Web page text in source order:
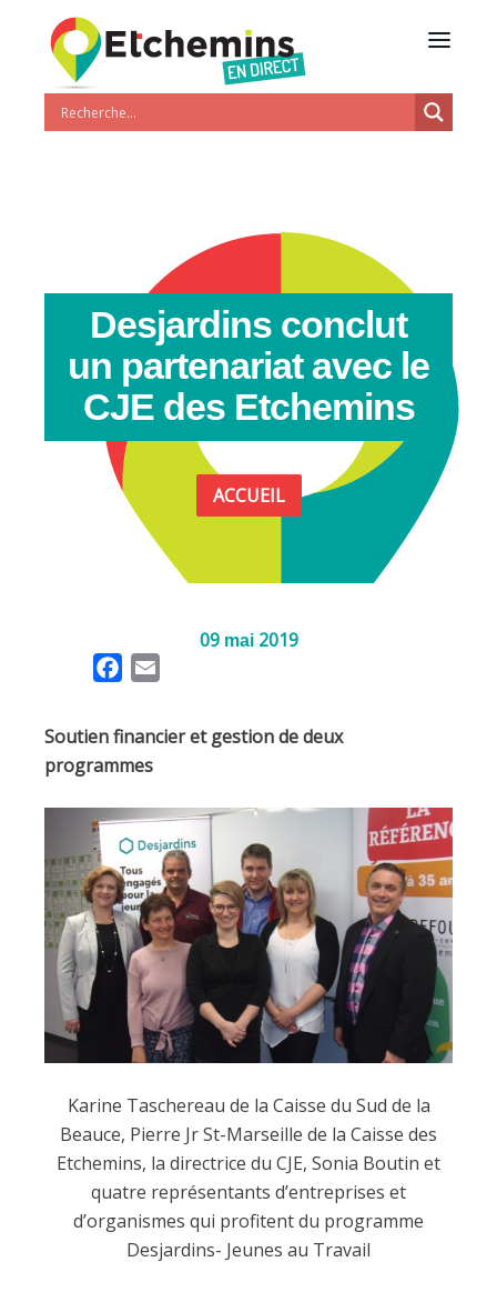
Desjardins conclut
un partenariat avec le
CJE des Etchemins
ACCUEIL
09 mai 2019
e
b
o
k
i
Soutien financier et gestion de deux
programmes
Karine Taschereau de la Caisse du Sud de la
Beauce, Pierre Jr St-Marseille de la Caisse des
Etchemins, la directrice du CJE, Sonia Boutin et
quatre représentants d’entreprises et
d’organismes qui profitent du programme
Desjardins- Jeunes au Travail